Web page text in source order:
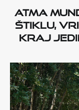
Atma
Štiklu,
kraj